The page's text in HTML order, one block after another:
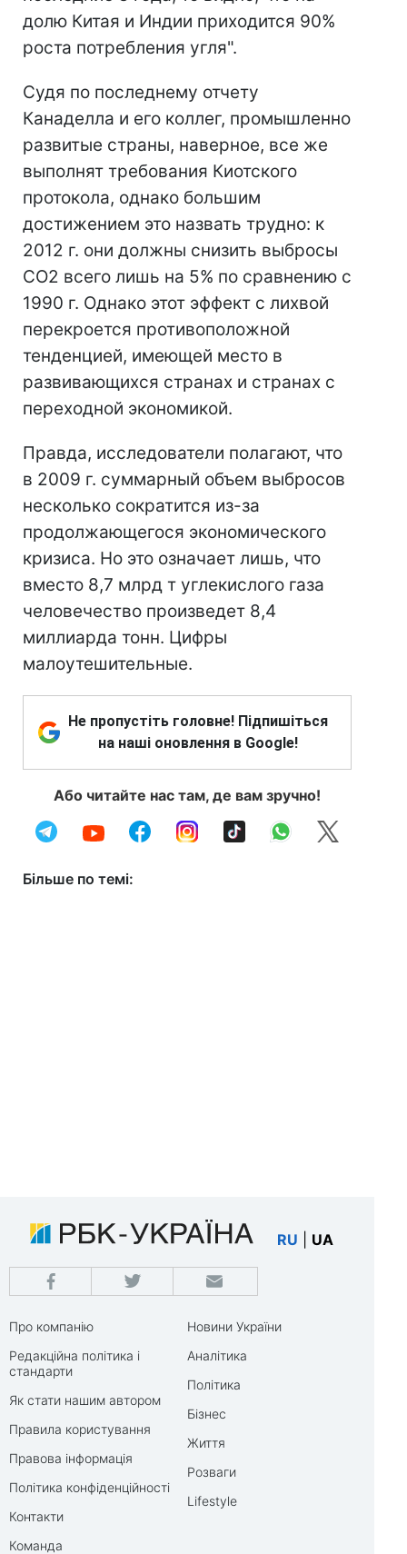
долю Китая и Индии приходится 90%
роста потребления угля".
Судя по последнему отчету
Канаделла и его коллег, промышленно
развитые страны, наверное, все же
выполнят требования Киотского
протокола, однако большим
достижением это назвать трудно: к
2012 г. они должны снизить выбросы
СО2 всего лишь на 5% по сравнению с
1990 г. Однако этот эффект с лихвой
перекроется противоположной
тенденцией, имеющей место в
развивающихся странах и странах с
переходной экономикой.
Правда, исследователи полагают, что
в 2009 г. суммарный объем выбросов
несколько сократится из-за
продолжающегося экономического
кризиса. Но это означает лишь, что
вместо 8,7 млрд т углекислого газа
человечество произведет 8,4
миллиарда тонн. Цифры
малоутешительные.
Не пропустіть головне! Підпишіться
на наші оновлення в Google!
Або читайте нас там, де вам зручно!
Більше по темі:
RU UA
Про компанію
Редакційна політика і
стандарти
Як стати нашим автором
Правила користування
Правова інформація
Політика конфіденційності
Контакти
Команда
Новини України
Аналітика
Політика
Бізнес
Життя
Розваги
Lifestyle